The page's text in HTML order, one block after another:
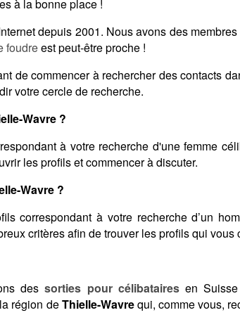
à la bonne place !
depuis 2001. Nous avons des
foudreest peut-être proche !
de commencer à rechercher des contacts
votre cercle de recherche.
Wavre ?
à votre recherche d'une femme
les profils et commencer à discuter.
Wavre ?
correspondant à votre recherche d’un
critères afin de trouver les profils qui vous
dessorties pour célibatairesen Suisse
région deThielle-Wavrequi, comme vous,